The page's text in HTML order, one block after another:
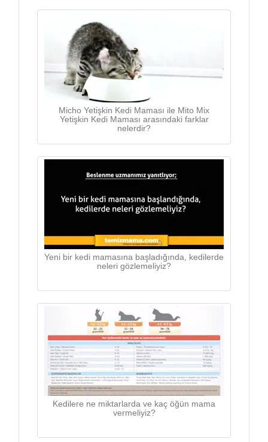
Micho Yetişkin Kedi Maması ile Mito Mix
Yetişkin Kedi Maması arasındaki farklar
nelerdir?
Yeni bir kedi mamasına başladığında, kedilerde
neleri gözlemeliyiz?
Kedilere ne miktarlarda ve kaç öğün mama
vermeliyiz?